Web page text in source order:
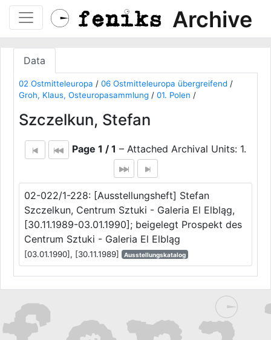
Archive
Data
02 Ostmitteleuropa / 06 Ostmitteleuropa übergreifend /
Groh, Klaus, Osteuropasammlung / 01. Polen /
Szczelkun, Stefan
Page 1 / 1 – Attached Archival Units: 1.
02-022/1-228: [Ausstellungsheft] Stefan
Szczelkun, Centrum Sztuki - Galeria El Elbląg,
[30.11.1989-03.01.1990]; beigelegt Prospekt des
Centrum Sztuki - Galeria El Elbląg
[03.01.1990], [30.11.1989] Ausstellungskatalog